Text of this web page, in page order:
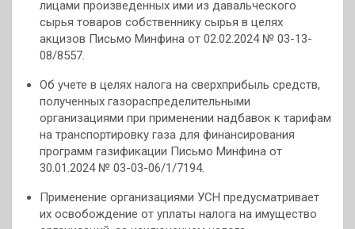
лицами произведенных ими из давальческого
сырья товаров собственнику сырья в целях
акцизов Письмо Минфина от 02.02.2024 № 03-13-
08/8557.
Об учете в целях налога на сверхприбыль средств,
полученных газораспределительными
организациями при применении надбавок к тарифам
на транспортировку газа для финансирования
программ газификации Письмо Минфина от
30.01.2024 № 03-03-06/1/7194.
Применение организациями УСН предусматривает
их освобождение от уплаты налога на имущество